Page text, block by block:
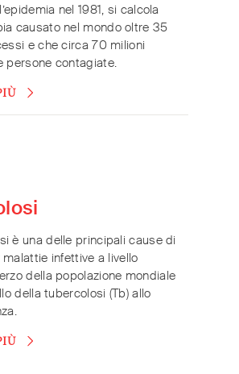
nel 1981, si calcola
causato nel mondo oltre 35
e che circa 70 milioni
persone contagiate.
è una delle principali cause di
infettive a livello
della popolazione mondiale
della tubercolosi (Tb) allo